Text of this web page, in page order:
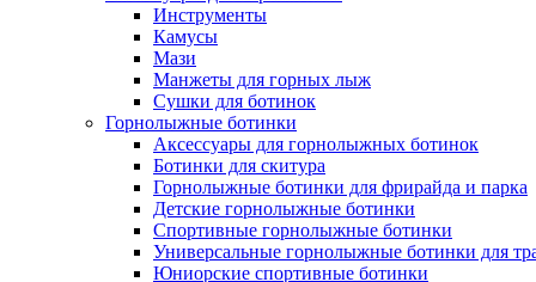
Инструменты
Камусы
Мази
Манжеты для горных лыж
Сушки для ботинок
Горнолыжные ботинки
Аксессуары для горнолыжных ботинок
Ботинки для скитура
Горнолыжные ботинки для фрирайда и парка
Детские горнолыжные ботинки
Спортивные горнолыжные ботинки
Универсальные горнолыжные ботинки для
Юниорские спортивные ботинки